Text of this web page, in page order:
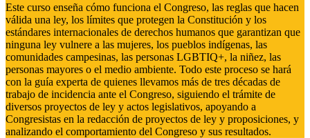
Este curso enseña cómo funciona el Congreso, las reglas que hacen
válida una ley, los límites que protegen la Constitución y los
estándares internacionales de derechos humanos que garantizan que
ninguna ley vulnere a las mujeres, los pueblos indígenas, las
comunidades campesinas, las personas LGBTIQ+, la niñez, las
personas mayores o el medio ambiente. Todo este proceso se hará
con la guía experta de quienes llevamos más de tres décadas de
trabajo de incidencia ante el Congreso, siguiendo el trámite de
diversos proyectos de ley y actos legislativos, apoyando a
Congresistas en la redacción de proyectos de ley y proposiciones, y
analizando el comportamiento del Congreso y sus resultados.